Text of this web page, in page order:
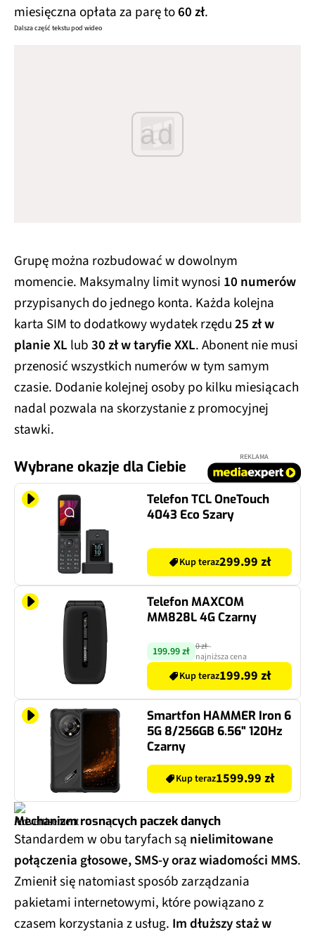
miesięczna opłata za parę to60 zł.
Dalsza część tekstu pod wideo
ad
Grupę można rozbudować w dowolnym
momencie. Maksymalny limit wynosi 10 numerów
przypisanych do jednego konta. Każda kolejna
karta SIM to dodatkowy wydatek rzędu25 zł w
planie XL lub30 zł w taryfie XXL. Abonent nie musi
przenosić wszystkich numerów w tym samym
czasie. Dodanie kolejnej osoby po kilku miesiącach
nadal pozwala na skorzystanie z promocyjnej
stawki.
Wybrane okazje dla Ciebie
REKLAMA
Telefon TCL OneTouch
4043 Eco Szary
Kup teraz299.99 zł
Telefon MAXCOM
MM828L 4G Czarny
199.99 zł 0 zł-
najniższa cena
Kup teraz199.99 zł
Smartfon HAMMER Iron 6
5G 8/256GB 6.56" 120Hz
Czarny
Kup teraz1599.99 zł
Mechanizm rosnących paczek danych
Standardem w obu taryfach są nielimitowane
połączenia głosowe, SMS-y oraz wiadomości MMS.
Zmienił się natomiast sposób zarządzania
pakietami internetowymi, które powiązano z
czasem korzystania z usług. Im dłuższy staż w